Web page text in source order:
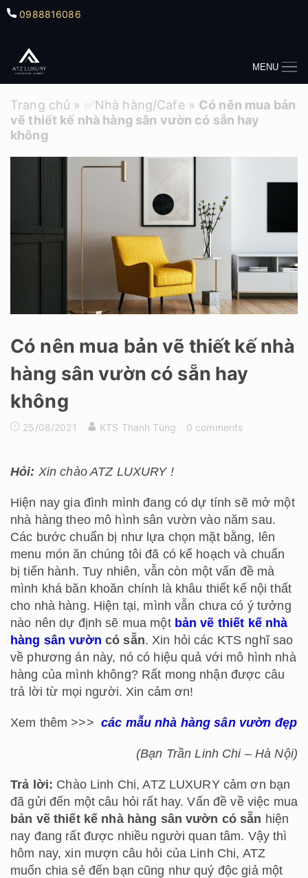
0988816086
MENU
Trang chủ » ✅Nhà hàng/Cafe» Có nên mua bản
vẽ thiết kế nhà hàng sân vườn có sẵn hay
không
Có nên mua bản vẽ thiết kế nhà
hàng sân vườn có sẵn hay
không
25/08/2021 KTS Thanh Tùng 0 comments
Hỏi: Xin chào ATZ LUXURY !
Hiện nay gia đình mình đang có dự tính sẽ mở một
nhà hàng theo mô hình sân vườn vào năm sau.
Các bước chuẩn bị như lựa chọn mặt bằng, lên
menu món ăn chúng tôi đã có kế hoạch và chuẩn
bị tiến hành. Tuy nhiên, vẫn còn một vấn đề mà
mình khá băn khoăn chính là khâu thiết kế nội thất
cho nhà hàng. Hiện tại, mình vẫn chưa có ý tưởng
nào nên dự định sẽ mua một bản vẽ thiết kế nhà
hàng sân vườn có sẵn. Xin hỏi các KTS nghĩ sao
về phương án này, nó có hiệu quả với mô hình nhà
hàng của mình không? Rất mong nhận được câu
trả lời từ mọi người. Xin cảm ơn!
Xem thêm >>> các mẫu nhà hàng sân vườn đẹp
(Bạn Trần Linh Chi – Hà Nội)
Trả lời: Chào Linh Chi, ATZ LUXURY cảm ơn bạn
đã gửi đến một câu hỏi rất hay. Vấn đề về việc mua
bản vẽ thiết kế nhà hàng sân vườn có sẵn hiện
nay đang rất được nhiều người quan tâm. Vậy thì
hôm nay, xin mượn câu hỏi của Linh Chi, ATZ
muốn chia sẻ đến bạn cũng như quý độc giả một